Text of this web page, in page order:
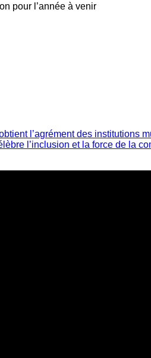
pour l’année à venir
l’agrément des institutions
l’inclusion et la force de la